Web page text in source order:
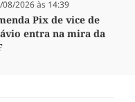
08/2026 às 14:39
Pix de vice de
entra na mira da